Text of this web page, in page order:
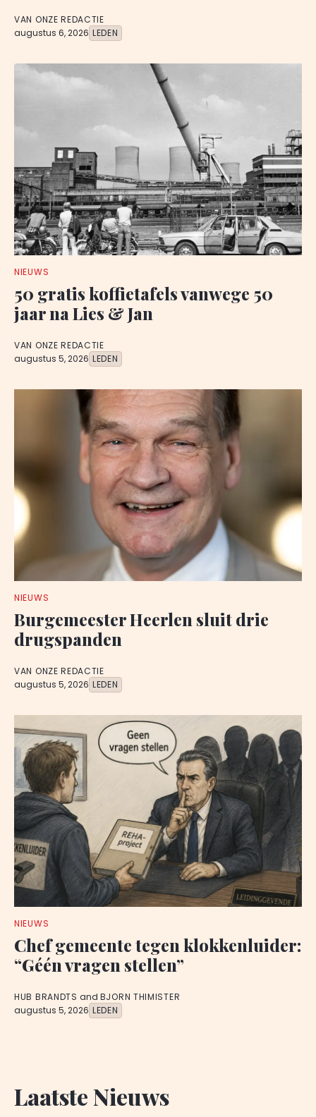
VAN ONZE REDACTIE
augustus 6, 2026 LEDEN
NIEUWS
50 gratis koffietafels vanwege 50
jaar na Lies & Jan
VAN ONZE REDACTIE
augustus 5, 2026 LEDEN
NIEUWS
Burgemeester Heerlen sluit drie
drugspanden
VAN ONZE REDACTIE
augustus 5, 2026 LEDEN
NIEUWS
Chef gemeente tegen klokkenluider:
“Géén vragen stellen”
HUB BRANDTS and BJORN THIMISTER
augustus 5, 2026 LEDEN
Laatste Nieuws